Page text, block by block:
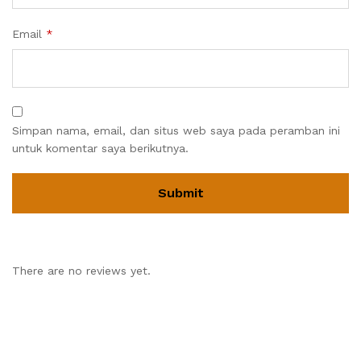
Email *
Simpan nama, email, dan situs web saya pada peramban ini
untuk komentar saya berikutnya.
There are no reviews yet.